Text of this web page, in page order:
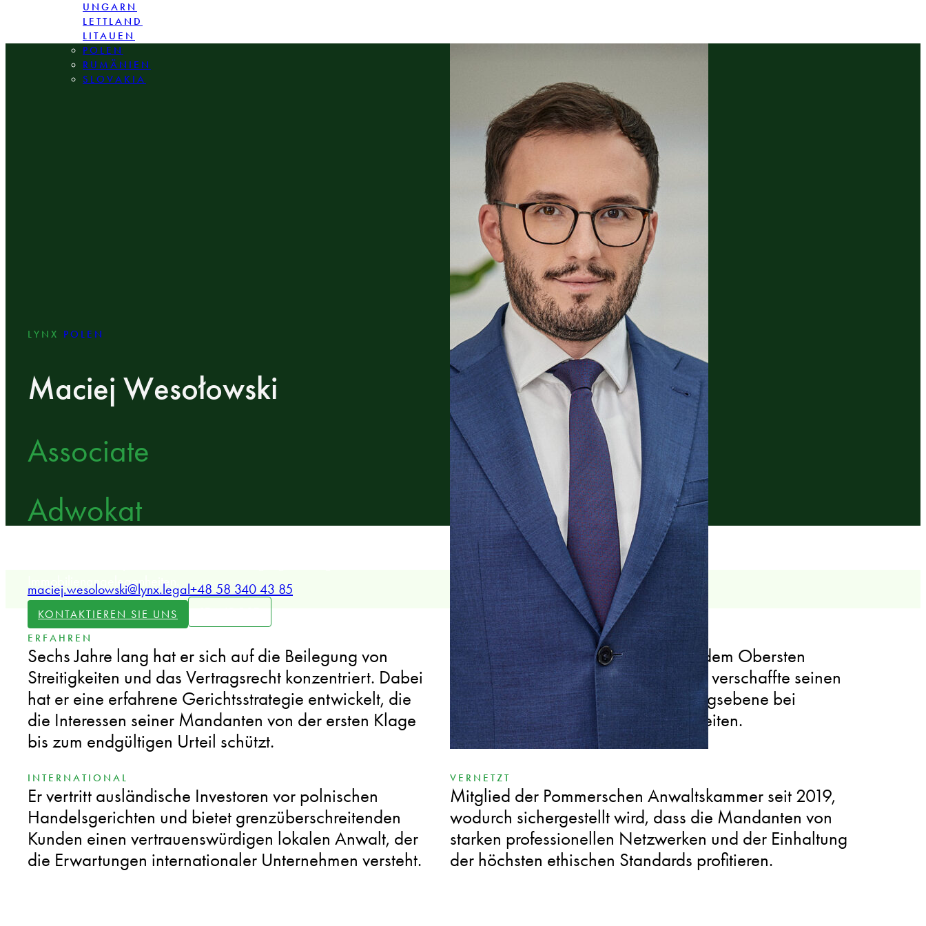
UNGARN
LETTLAND
LITAUEN
POLEN
RUMÄNIEN
SLOVAKIA
LYNX POLEN
Maciej Wesołowski
Associate
Adwokat
Immobilienangelegenheiten.
KONTAKTIEREN SIE UNS
maciej.wesolowski@lynx.legal+48 58 340 43 85
ERFAHREN
Sechs Jahre lang hat er sich auf die Beilegung von
Streitigkeiten und das Vertragsrecht konzentriert. Dabei
hat er eine erfahrene Gerichtsstrategie entwickelt, die
die Interessen seiner Mandanten von der ersten Klage
bis zum endgültigen Urteil schützt.
SPEZIALISIERT
Er war in komplexen Verfahren vor dem Obersten
Verwaltungsgericht Polens tätig und verschaffte seinen
Mandanten Einblicke in die Berufungsebene bei
hochwichtigen Verwaltungsstreitigkeiten.
INTERNATIONAL
Er vertritt ausländische Investoren vor polnischen
Handelsgerichten und bietet grenzüberschreitenden
Kunden einen vertrauenswürdigen lokalen Anwalt, der
die Erwartungen internationaler Unternehmen versteht.
VERNETZT
Mitglied der Pommerschen Anwaltskammer seit 2019,
wodurch sichergestellt wird, dass die Mandanten von
starken professionellen Netzwerken und der Einhaltung
der höchsten ethischen Standards profitieren.